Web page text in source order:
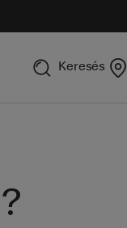
Keresés